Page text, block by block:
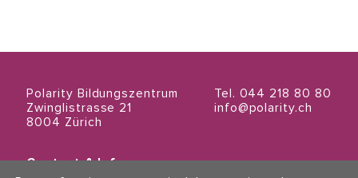
Polarity Bildungszentrum
Zwinglistrasse 21
8004 Zürich
Tel. 044 218 80 80
info@polarity.ch
Contact & Info